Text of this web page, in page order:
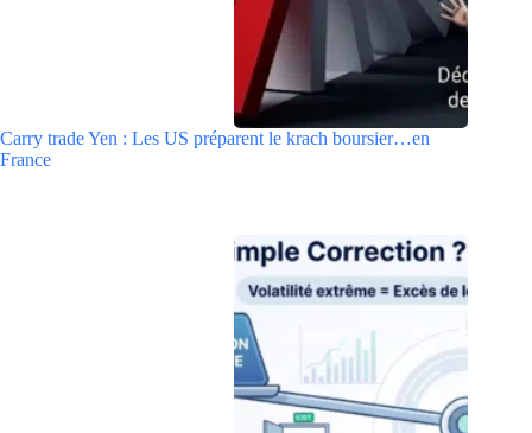
Carry trade Yen : Les US préparent le krach boursier…en
France